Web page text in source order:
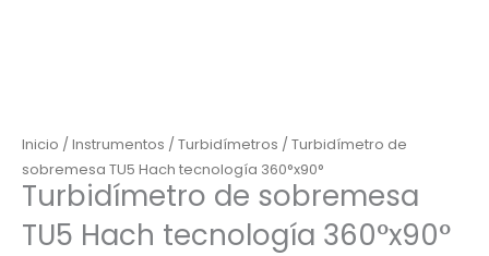
Inicio /Instrumentos /Turbidímetros / Turbidímetro de
sobremesa TU5 Hach tecnología 360°x90°
Turbidímetro de sobremesa
TU5 Hach tecnología 360°x90°